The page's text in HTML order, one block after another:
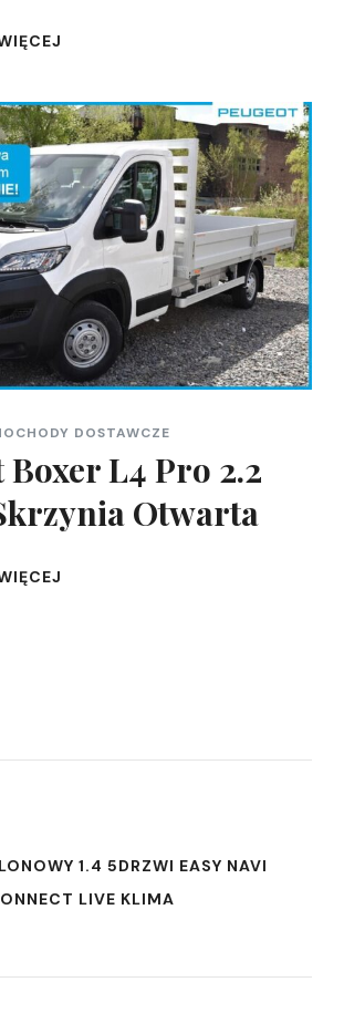
DOSTAWCZE
Boxer L4 Pro 2.2
Otwarta
1.4 5DRZWI EASY NAVI
LIVE KLIMA